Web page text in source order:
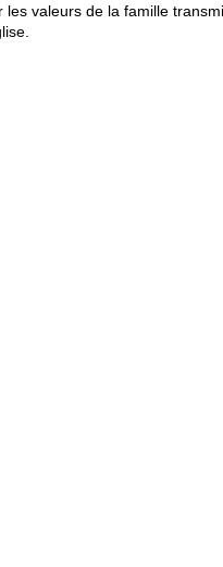
valeurs de la famille